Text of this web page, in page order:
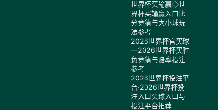
世界杯买输赢◇世
界杯买输赢入口比
分竞猜与大小球玩
法参考
2026世界杯官买球
—2026世界杯买胜
负竞猜与赔率投注
参考
2026世界杯投注平
台·2026世界杯投
注入口买球入口与
投注平台推荐